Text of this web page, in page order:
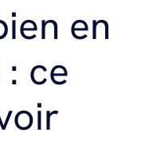
en
ce